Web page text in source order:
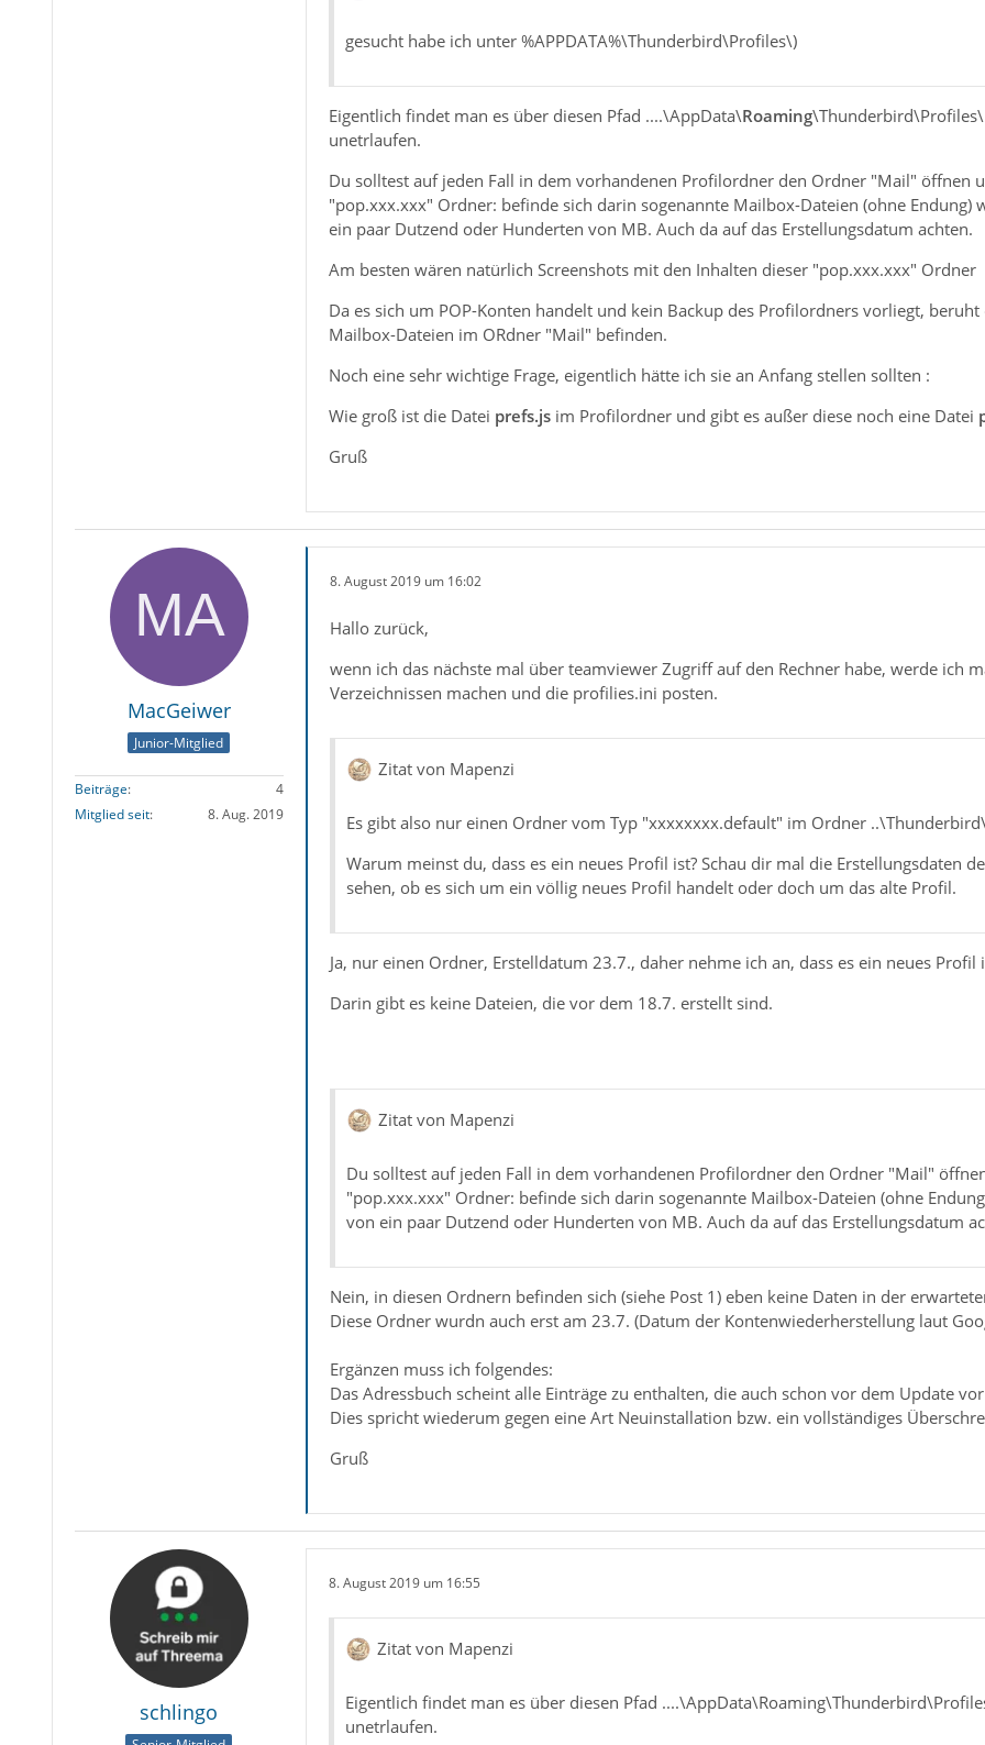
gesucht habe ich unter %APPDATA%\Thunderbird\Profiles\)
Eigentlich findet man es über diesen Pfad ....\AppData\Roaming
unetrlaufen.
Du solltest auf jeden Fall in dem vorhandenen Profilordner den Ordner "Mail" öffnen
"pop.xxx.xxx" Ordner: befinde sich darin sogenannte Mailbox-Dateien (ohne Endung)
ein paar Dutzend oder Hunderten von MB. Auch da auf das Erstellungsdatum achten.
Am besten wären natürlich Screenshots mit den Inhalten dieser "pop.xxx.xxx" Ordner
Da es sich um POP-Konten handelt und kein Backup des Profilordners vorliegt,
Mailbox-Dateien im ORdner "Mail" befinden.
Noch eine sehr wichtige Frage, eigentlich hätte ich sie an Anfang stellen sollten :
Wie groß ist die Datei prefs.js im Profilordner und gibt es außer diese noch eine Datei
Gruß
MacGeiwer
Junior-Mitglied
Beiträge
4
Mitglied seit
8. Aug. 2019
8. August 2019 um 16:02
Hallo zurück,
wenn ich das nächste mal über teamviewer Zugriff auf den Rechner habe, werde ich
Verzeichnissen machen und die profilies.ini posten.
Zitat von Mapenzi
Es gibt also nur einen Ordner vom Typ "xxxxxxxx.default" im Ordner
Warum meinst du, dass es ein neues Profil ist? Schau dir mal die Erstellungsdaten
sehen, ob es sich um ein völlig neues Profil handelt oder doch um das alte Profil.
Ja, nur einen Ordner, Erstelldatum 23.7., daher nehme ich an, dass es ein neues Profil
Darin gibt es keine Dateien, die vor dem 18.7. erstellt sind.
Zitat von Mapenzi
Du solltest auf jeden Fall in dem vorhandenen Profilordner den Ordner "Mail"
"pop.xxx.xxx" Ordner: befinde sich darin sogenannte Mailbox-Dateien (ohne
von ein paar Dutzend oder Hunderten von MB. Auch da auf das Erstellungsdatum
Nein, in diesen Ordnern befinden sich (siehe Post 1) eben keine Daten in der
Diese Ordner wurdn auch erst am 23.7. (Datum der Kontenwiederherstellung laut
Ergänzen muss ich folgendes:
Das Adressbuch scheint alle Einträge zu enthalten, die auch schon vor dem Update
Dies spricht wiederum gegen eine Art Neuinstallation bzw. ein vollständiges
Gruß
schlingo
8. August 2019 um 16:55
Zitat von Mapenzi
Eigentlich findet man es über diesen Pfad
unetrlaufen.